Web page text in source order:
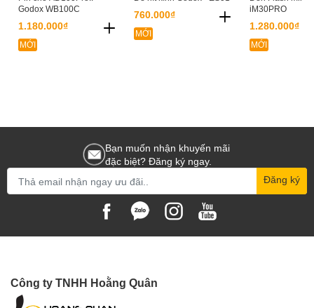
Godox WB100C
1.180.000₫
MỚI
760.000₫
MỚI
iM30PRO
1.280.000₫
MỚI
Bạn muốn nhận khuyến mãi
đặc biệt? Đăng ký ngay.
Đăng ký
Công ty TNHH Hoằng Quân